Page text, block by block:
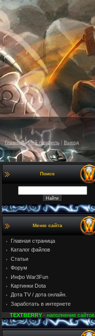
Главная|Мой профиль | Выход
Поиск
Меню сайта
Главная страница
Каталог файлов
Статьи
Форум
Инфо War3Fun
Картинки Dota
Дота TV / дота онлайн.
Заработать в интернете
TEXTBERRY - наполнение сайтов